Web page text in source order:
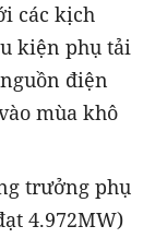
các kịch
kiện phụ tải
điện
mùa khô
trưởng phụ
4.972MW)